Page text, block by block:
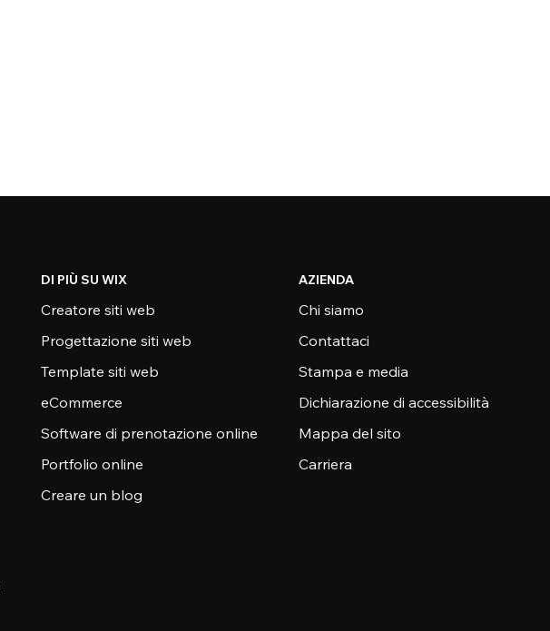
DI PIÙ SU WIX
Creatore siti web
Progettazione siti web
Template siti web
eCommerce
Software di prenotazione online
Portfolio online
Creare un blog
AZIENDA
Chi siamo
Contattaci
Stampa e media
Dichiarazione di accessibilità
Mappa del sito
Carriera